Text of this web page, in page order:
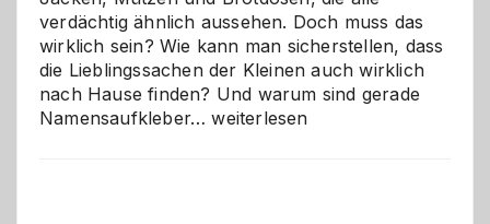
verdächtig ähnlich aussehen. Doch muss das
wirklich sein? Wie kann man sicherstellen, dass
die Lieblingssachen der Kleinen auch wirklich
nach Hause finden? Und warum sind gerade
Namensaufkleber…Namensaufkleber
weiterlesen